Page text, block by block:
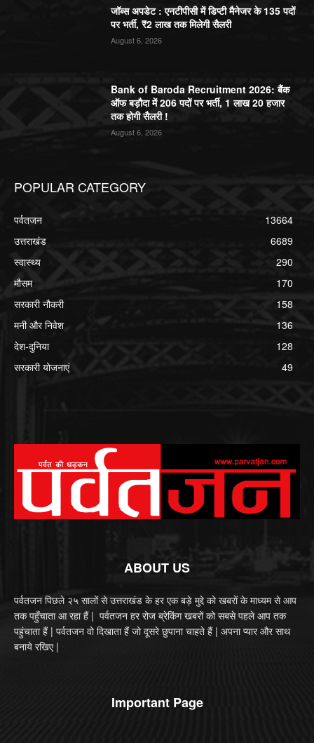
जॉब्स अपडेट : एनटीपीसी में डिप्टी मैनेजर के 135 पदों
पर भर्ती, ₹2 लाख तक मिलेगी सैलरी
August 6, 2026
Bank of Baroda Recruitment 2026: बैंक
ऑफ बड़ौदा में 206 पदों पर भर्ती, 1 लाख 20 हजार
तक होगी सैलरी !
August 6, 2026
POPULAR CATEGORY
पर्वतजन
13664
उत्तराखंड
6689
स्वास्थ्य
290
मौसम
170
सरकारी नौकरी
158
मनी और निवेश
136
देश-दुनिया
128
सरकारी योजनाएं
49
ABOUT US
पर्वतजन पिछले २५ सालों से उत्तराखंड के हर एक बड़े मुद्दे को खबरों के माध्यम से आप
तक पहुँचाता आ रहा हैं | पर्वतजन हर रोज ब्रेकिंग खबरों को सबसे पहले आप तक
पहुंचाता हैं | पर्वतजन वो दिखाता हैं जो दूसरे छुपाना चाहते हैं | अपना प्यार और साथ
बनाये रखिए |
Important Page